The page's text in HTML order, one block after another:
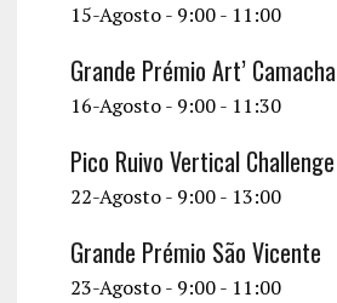
15-Agosto - 9:00- 11:00
Grande Prémio Art’ Camacha
16-Agosto - 9:00- 11:30
Pico Ruivo Vertical Challenge
22-Agosto - 9:00- 13:00
Grande Prémio São Vicente
23-Agosto - 9:00- 11:00